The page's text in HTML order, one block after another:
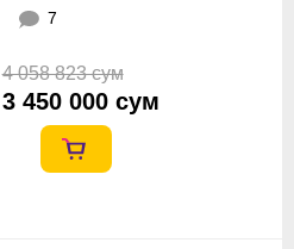
Intel UHD Graphics Серый
7
4 058 823 сум
3 450 000 сум